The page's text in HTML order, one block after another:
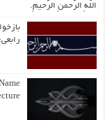
اللّهِ الرَّحمنِ الرَّحیمِ.